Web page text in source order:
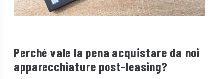
Perché vale la pena acquistare da noi
apparecchiature post-leasing?